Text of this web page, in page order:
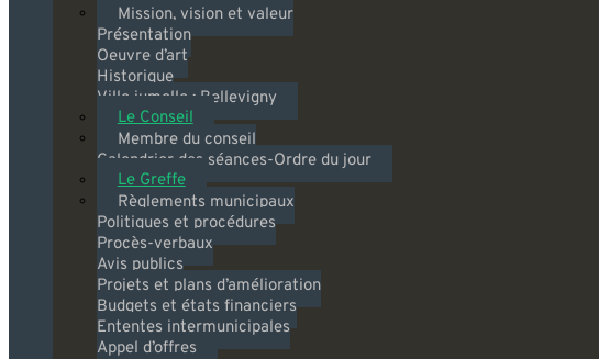
Mission, vision et valeur
Présentation
Oeuvre d’art
Historique
Ville jumelle : Bellevigny
Le Conseil
Membre du conseil
Calendrier des séances-Ordre du jour
Le Greffe
Règlements municipaux
Politiques et procédures
Procès-verbaux
Avis publics
Projets et plans d’amélioration
Budgets et états financiers
Ententes intermunicipales
Appel d’offres